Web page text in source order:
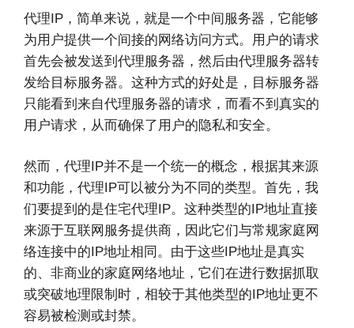
代理IP，简单来说，就是一个中间服务器，它能够
为用户提供一个间接的网络访问方式。用户的请求
首先会被发送到代理服务器，然后由代理服务器转
发给目标服务器。这种方式的好处是，目标服务器
只能看到来自代理服务器的请求，而看不到真实的
用户请求，从而确保了用户的隐私和安全。
然而，代理IP并不是一个统一的概念，根据其来源
和功能，代理IP可以被分为不同的类型。首先，我
们要提到的是住宅代理IP。这种类型的IP地址直接
来源于互联网服务提供商，因此它们与常规家庭网
络连接中的IP地址相同。由于这些IP地址是真实
的、非商业的家庭网络地址，它们在进行数据抓取
或突破地理限制时，相较于其他类型的IP地址更不
容易被检测或封禁。